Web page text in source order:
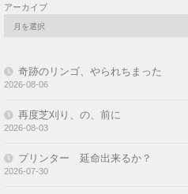
アーカイブ
奇跡のリンゴ、やられちまった
2026-08-06
再度芝刈り、の、前に
2026-08-03
プリンター 延命出来るか？
2026-07-30